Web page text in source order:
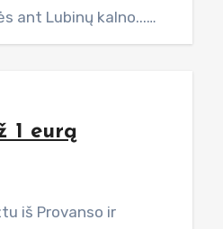
ant Lubinų kalno...…
1 eurą